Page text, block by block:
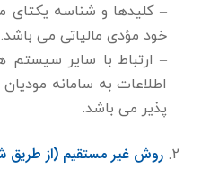
– كلیدها و شناسه یكتای
خود مؤدی مالیاتی می باشد.
– ارتباط با سایر
اطلاعات به سامانه مودیان
پذیر می باشد.
2. روش غیر مستقیم (از